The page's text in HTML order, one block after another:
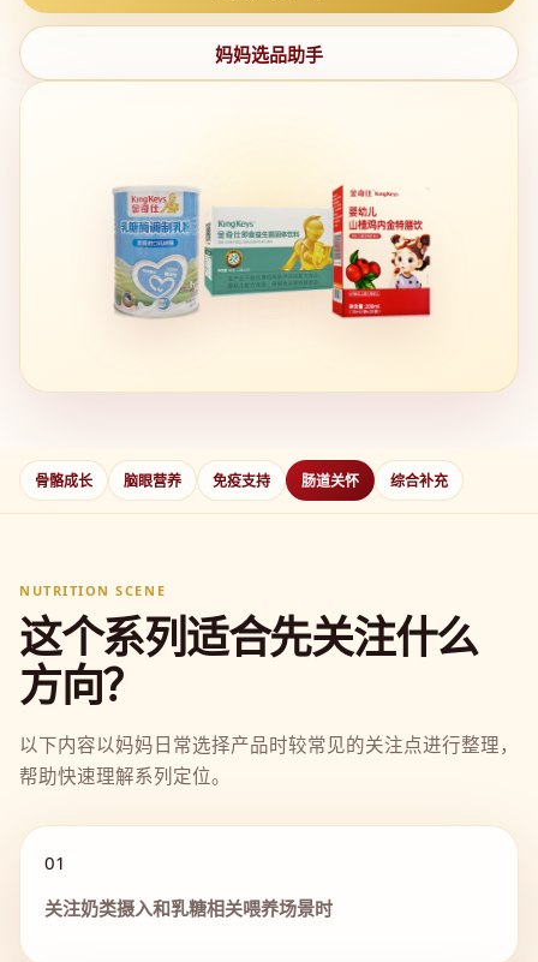
妈妈选品助手
骨骼成长 脑眼营养 免疫支持 肠道关怀 综合补充
NUTRITION SCENE
这个系列适合先关注什么
方向？
以下内容以妈妈日常选择产品时较常见的关注点进行整理，
帮助快速理解系列定位。
01
关注奶类摄入和乳糖相关喂养场景时